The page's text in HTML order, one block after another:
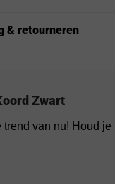
& retourneren
Zwart
van nu! Houd